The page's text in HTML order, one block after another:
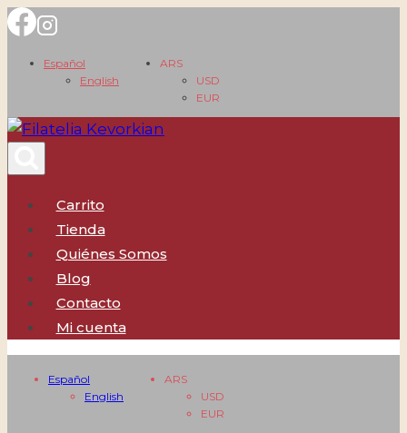
Saltar
contenido
Español
English
ARS
USD
EUR
Carrito
Tienda
Quiénes Somos
Blog
Contacto
Mi cuenta
Español
English
ARS
USD
EUR